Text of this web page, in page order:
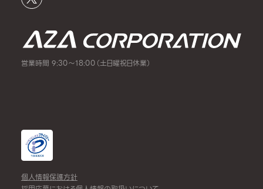
営業時間 9:30～18:00（土日曜祝日休業）
個人情報保護方針